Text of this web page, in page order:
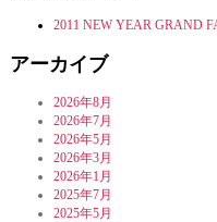
2011 NEW YEAR GRAND
アーカイブ
2026年8月
2026年7月
2026年5月
2026年3月
2026年1月
2025年7月
2025年5月